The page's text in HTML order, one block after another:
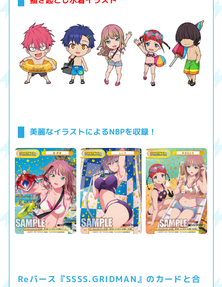
美麗なイラストによるNBPを収録！
Reバース『SSSS.GRIDMAN』のカードと合